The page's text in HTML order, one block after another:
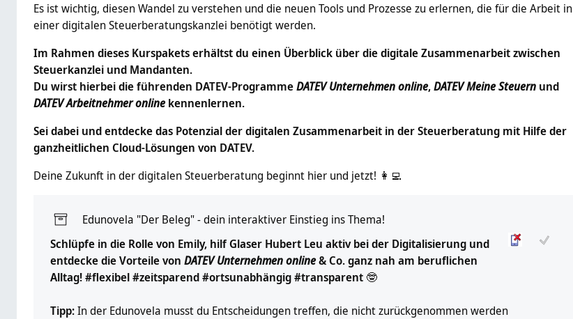
Es ist wichtig, diesen Wandel zu verstehen und die neuen Tools und Prozesse zu erlernen, die für die Arbeit in
einer digitalen Steuerberatungskanzlei benötigt werden.
Im Rahmen dieses Kurspakets erhältst du einen Überblick über die digitale Zusammenarbeit zwischen
Steuerkanzlei und Mandanten.
Du wirst hierbei die führenden DATEV-ProgrammeDATEV Unternehmen online,DATEV Meine Steuern und
DATEV Arbeitnehmer onlinekennenlernen.
Sei dabei und entdecke das Potenzial der digitalen Zusammenarbeit in der Steuerberatung mit Hilfe der
ganzheitlichen Cloud-Lösungen von DATEV.
Deine Zukunft in der digitalen Steuerberatung beginnt hier und jetzt! 👩‍💻
Edunovela "Der Beleg" - dein interaktiver Einstieg ins Thema!
Schlüpfe in die Rolle von Emily, hilf Glaser Hubert Leu aktiv bei der Digitalisierung und
entdecke die Vorteile von DATEV Unternehmen online& Co. ganz nah am beruflichen
Alltag! #flexibel #zeitsparend #ortsunabhängig #transparent 🤓
Tipp:In der Edunovela musst du Entscheidungen treffen, die nicht zurückgenommen werden